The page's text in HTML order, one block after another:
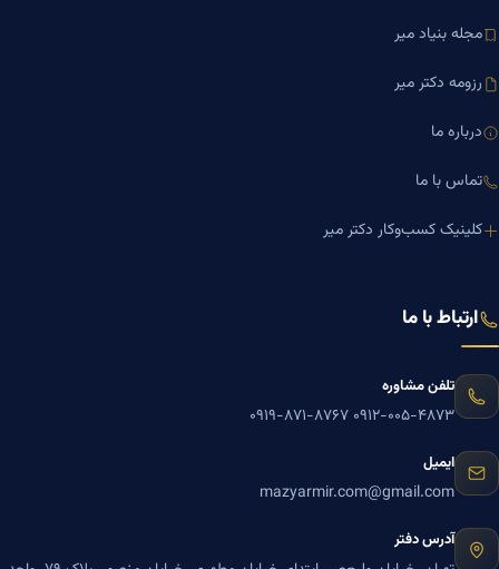
مجله بنیاد میر
رزومه دکتر میر
درباره ما
تماس با ما
کلینیک کسب‌وکار دکتر میر
ارتباط با ما
تلفن مشاوره
۰۹۱۲-۰۰۵-۴۸۷۳ ۰۹۱۹-۸۷۱-۸۷۶۷
ایمیل
mazyarmir.com@gmail.com
آدرس دفتر